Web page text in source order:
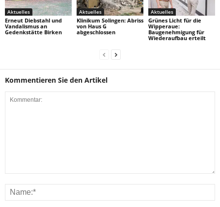
Aktuelles
Erneut Diebstahl und
Vandalismus an
Gedenkstätte Birken
Aktuelles
Klinikum Solingen: Abriss
von Haus G
abgeschlossen
Aktuelles
Grünes Licht für die
Wipperaue:
Baugenehmigung für
Wiederaufbau erteilt
Kommentieren Sie den Artikel